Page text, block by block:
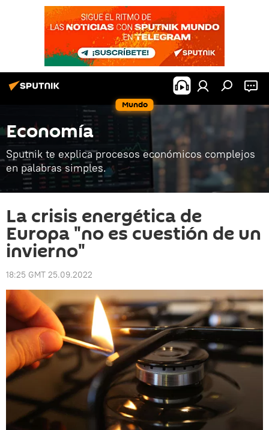
Mundo
Economía
Sputnik te explica procesos económicos complejos
en palabras simples.
La crisis energética de
Europa "no es cuestión de un
invierno"
18:25 GMT 25.09.2022